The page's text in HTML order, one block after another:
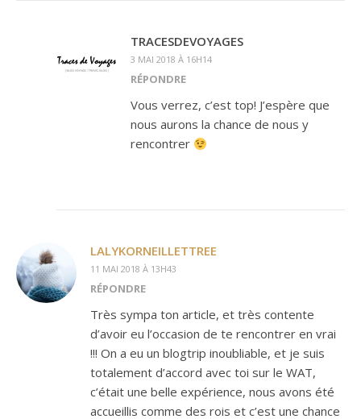
TRACESDEVOYAGES
3 MAI 2018 À 16H14
RÉPONDRE
Vous verrez, c’est top! J’espère que
nous aurons la chance de nous y
rencontrer
LALYKORNEILLETTREE
11 MAI 2018 À 13H43
RÉPONDRE
Très sympa ton article, et très contente
d’avoir eu l’occasion de te rencontrer en vrai
!!! On a eu un blogtrip inoubliable, et je suis
totalement d’accord avec toi sur le WAT,
c’était une belle expérience, nous avons été
accueillis comme des rois et c’est une chance